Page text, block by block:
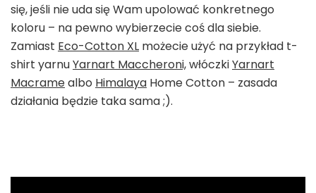
się, jeśli nie uda się Wam upolować konkretnego
koloru – na pewno wybierzecie coś dla siebie.
Zamiast Eco-Cotton XL możecie użyć na przykład t-
shirt yarnuYarnart Maccheroni,włóczkiYarnart
Macramealbo Himalaya Home Cotton – zasada
działania będzie taka sama ;).